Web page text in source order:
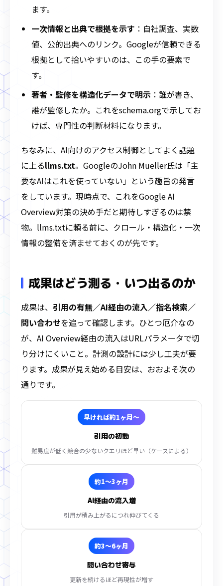
ます。
一次情報と出典で根拠を示す ：自社調査、実数
値、公的出典へのリンク。Googleが信頼できる
根拠として拾いやすいのは、この手の要素で
す。
著者・監修を構造化データで明示：誰が書き、
誰が監修したか。これをschema.orgで示してお
けば、専門性の判断材料になります。
ちなみに、AI向けのアクセス制御としてよく話題
に上るllms.txt。GoogleのJohn Mueller氏は「主
要なAIはこれを使っていない」という趣旨の発言
をしています。現時点で、これをGoogle AI
Overview対策の決め手だと期待しすぎるのは禁
物。llms.txtに頼る前に、クロール・構造化・一次
情報の整備を済ませておくのが先です。
成果はどう測る・いつ出るのか
成果は、 引用の有無／AI経由の流入／指名検索／
問い合わせを追って確認します。ひとつ厄介なの
が、AI Overview経由の流入はURLパラメータで切
り分けにくいこと。計測の設計には少し工夫が要
ります。成果が見え始める目安は、おおよそ次の
通りです。
早ければ約1ヶ月〜
引用の初動
難易度が低く競合の少ないクエリほど早い（ケースによる）
約1〜3ヶ月
AI経由の流入増
引用が積み上がるにつれ伸びてくる
約3〜6ヶ月
問い合わせ寄与
更新を続けるほど再現性が増す